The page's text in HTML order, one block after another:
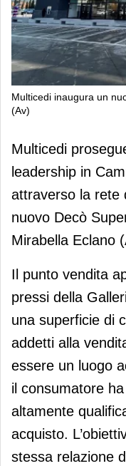
Multicedi inaugura un
(Av)
Multicedi
Superstore a
Multicedi
leadership in
attraverso la rete
nuovo Decò
Mirabella Eclano
Il punto vendita
pressi della
una superficie di
addetti alla
essere un luogo
il consumatore
altamente
acquisto.
stessa relazione